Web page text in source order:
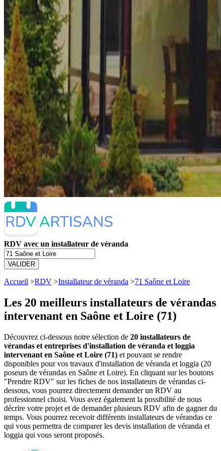
RDV avec un installateur de véranda
VALIDER
Accueil >RDV >Installateur de véranda >71 Saône et Loire
Les 20 meilleurs installateurs de vérandas
intervenant en Saône et Loire (71)
Découvrez ci-dessous notre sélection de 20 installateurs de
vérandas et entreprises d'installation de véranda et loggia
intervenant en Saône et Loire (71) et pouvant se rendre
disponibles pour vos travaux d'installation de véranda et loggia (20
poseurs de vérandas en Saône et Loire). En cliquant sur les boutons
"Prendre RDV" sur les fiches de nos installateurs de vérandas ci-
dessous, vous pourrez directement demander un RDV au
professionnel choisi. Vous avez également la possibilité de nous
décrire votre projet et de demander plusieurs RDV afin de gagner du
temps. Vous pourrez recevoir différents installateurs de vérandas ce
qui vous permettra de comparer les devis installation de véranda et
loggia qui vous seront proposés.